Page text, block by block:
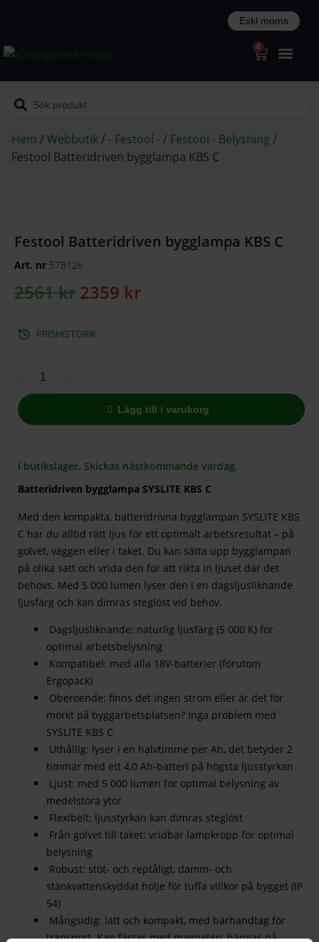
0
Hem /Webbutik/ - Festool -/ Festool - Belysning /
Festool Batteridriven bygglampa KBS C
Festool Batteridriven bygglampa KBS C
Art. nr 578126
2561kr 2359 kr
PRISHISTORIK
Lägg till i varukorg
I butikslager. Skickas nästkommande vardag.
Batteridriven bygglampa SYSLITE KBS C
Med den kompakta, batteridrivna bygglampan SYSLITE KBS
C har du alltid rätt ljus för ett optimalt arbetsresultat – på
golvet, väggen eller i taket. Du kan sätta upp bygglampan
på olika sätt och vrida den för att rikta in ljuset där det
behövs. Med 5 000 lumen lyser den i en dagsljusliknande
ljusfärg och kan dimras steglöst vid behov.
Dagsljusliknande: naturlig ljusfärg (5 000 K) för
optimal arbetsbelysning
Kompatibel: med alla 18V-batterier (förutom
Ergopack)
Oberoende: finns det ingen ström eller är det för
mörkt på byggarbetsplatsen? Inga problem med
SYSLITE KBS C
Uthållig: lyser i en halvtimme per Ah, det betyder 2
timmar med ett 4,0 Ah-batteri på högsta ljusstyrkan
Ljust: med 5 000 lumen för optimal belysning av
medelstora ytor
Flexibelt: ljusstyrkan kan dimras steglöst
Från golvet till taket: vridbar lampkropp för optimal
belysning
Robust: stöt- och reptåligt, damm- och
stänkvattenskyddat hölje för tuffa villkor på bygget (IP
54)
Mångsidig: lätt och kompakt, med bärhandtag för
transport. Kan fästas med magneten, hängas på